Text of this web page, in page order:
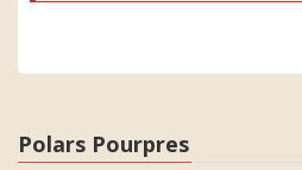
Polars Pourpres